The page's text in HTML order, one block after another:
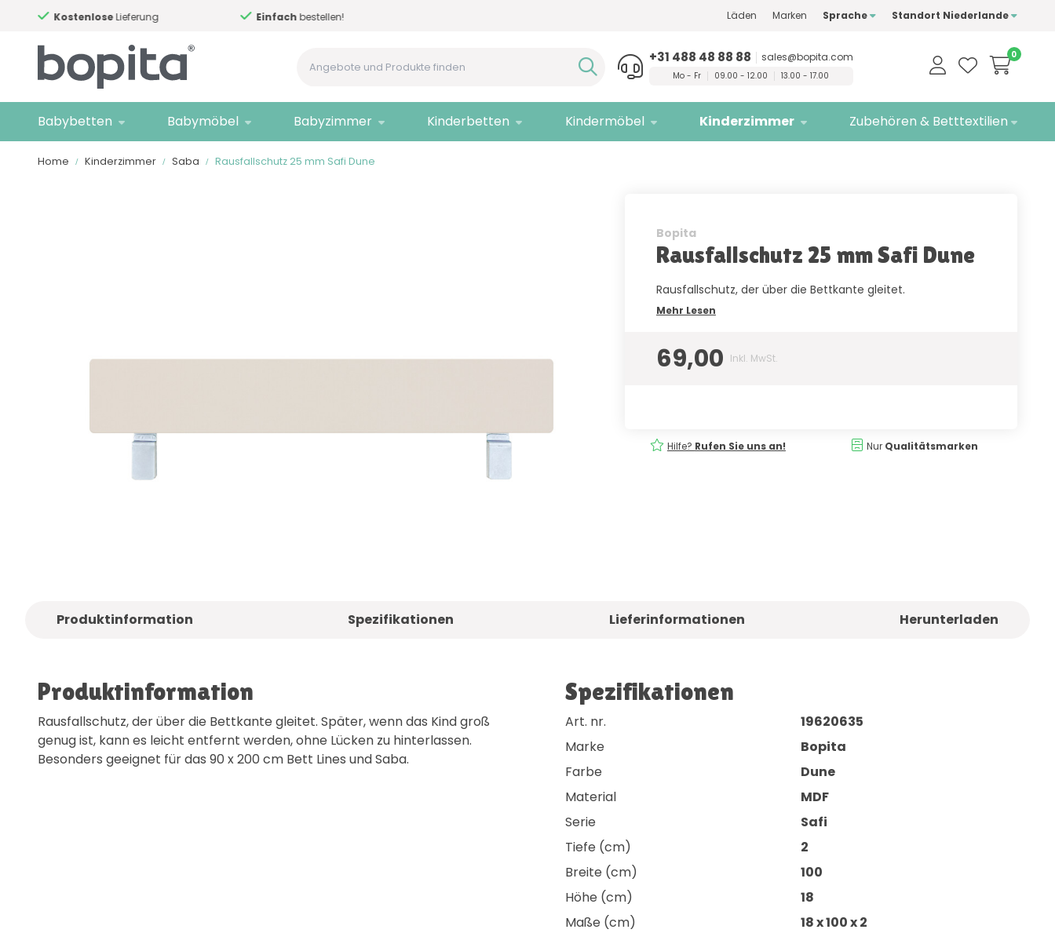
KostenloseLieferung Einfach bestellen! Qualitätsmarken KostenloseLieferung
Läden Marken Sprache Standort Niederlande
0
+31 488 48 88 88 sales@bopita.com
Mo - Fr 09.00 - 12.00 13.00 - 17.00
Babybetten Babymöbel Babyzimmer Kinderbetten Kindermöbel Kinderzimmer Zubehören & Betttextilien
Home Kinderzimmer Saba Rausfallschutz 25 mm Safi Dune
Bopita
Rausfallschutz 25 mm Safi Dune
Rausfallschutz, der über die Bettkante gleitet.
Mehr Lesen
69,00 Inkl. MwSt.
Qualitätsmarken Einfach Hilfe? Rufen Sie uns an! Nur Qualitätsmarken
Produktinformation Spezifikationen Lieferinformationen Herunterladen
Produktinformation
Rausfallschutz, der über die Bettkante gleitet. Später, wenn das Kind groß
genug ist, kann es leicht entfernt werden, ohne Lücken zu hinterlassen.
Besonders geeignet für das 90 x 200 cm Bett Lines und Saba.
Spezifikationen
Art. nr.
19620635
Marke
Bopita
Farbe
Dune
Material
MDF
Serie
Safi
Tiefe (cm)
2
Breite (cm)
100
Höhe (cm)
18
Maße (cm)
18 x 100 x 2